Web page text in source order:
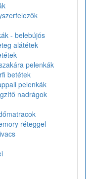
- belebújós
alátétek
pelenkák
betétek
pelenkák
nadrágok
réteggel